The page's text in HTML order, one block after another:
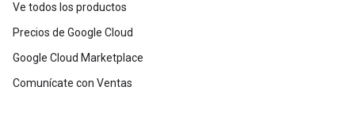
Ve todos los productos
Precios de Google Cloud
Google Cloud Marketplace
Comunícate con Ventas